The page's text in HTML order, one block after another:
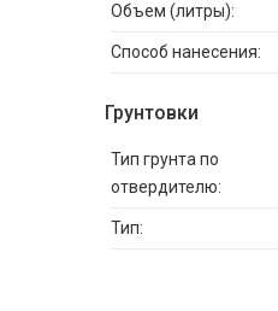
Объем (литры):
Способ нанесения:
Грунтовки
Тип грунта по
отвердителю:
Тип: